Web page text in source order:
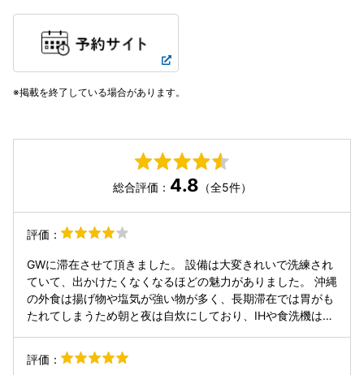
掲載を終了している場合があります。
総合評価： 4.8 （全5件）
評価：
GWに滞在させて頂きました。 設備は大変きれいで洗練され
ていて、出かけたくなくなるほどの魅力がありました。 沖縄
の外食は揚げ物や塩気が強い物が多く、長期滞在では胃がも
たれてしまうため朝と夜は自炊にしており、IHや食洗機はと
州の1.5倍近い値段で揃えるのは予想外の出費でした。 ま
た、自然あふれる環境のため仕方がありませんが、コーヒー
評価：